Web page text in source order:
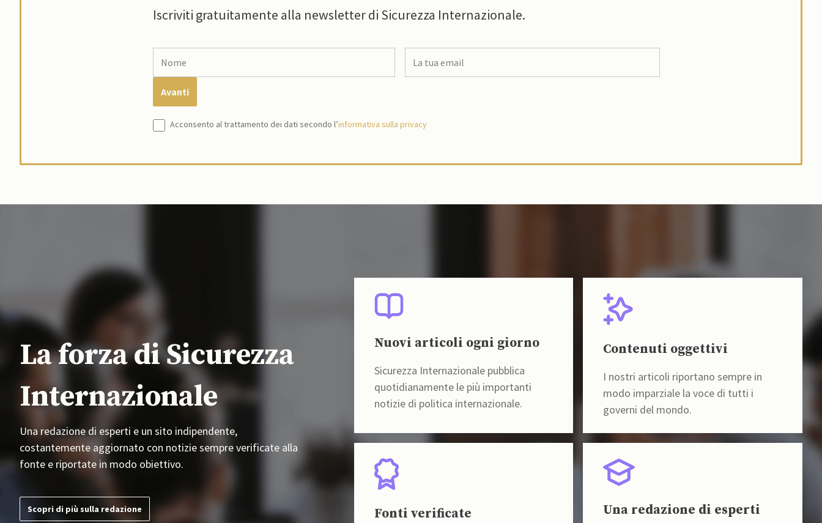
Iscriviti gratuitamente alla newsletter di Sicurezza Internazionale.
Acconsento al trattamento dei dati secondo l’informativa sulla privacy
La forza di Sicurezza
Internazionale
Una redazione di esperti e un sito indipendente,
costantemente aggiornato con notizie sempre verificate alla
fonte e riportate in modo obiettivo.
Scopri di più sulla redazione
Nuovi articoli ogni giorno
Sicurezza Internazionale pubblica
quotidianamente le più importanti
notizie di politica internazionale.
Contenuti oggettivi
I nostri articoli riportano sempre in
modo imparziale la voce di tutti i
governi del mondo.
Fonti verificate Una redazione di esperti